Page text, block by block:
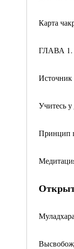
Карта
ГЛАВА
Источник
Учитесь у
Принцип